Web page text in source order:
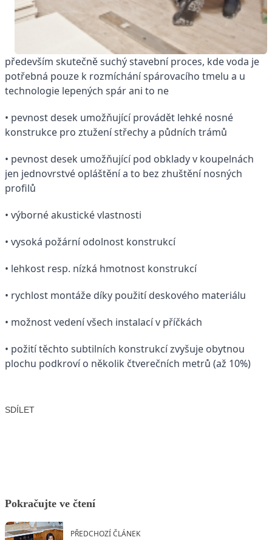
především skutečně suchý stavební proces, kde voda je
potřebná pouze k rozmíchání spárovacího tmelu a u
technologie lepených spár ani to ne
• pevnost desek umožňující provádět lehké nosné
konstrukce pro ztužení střechy a půdních trámů
• pevnost desek umožňující pod obklady v koupelnách
jen jednovrstvé opláštění a to bez zhuštění nosných
profilů
• výborné akustické vlastnosti
• vysoká požární odolnost konstrukcí
• lehkost resp. nízká hmotnost konstrukcí
• rychlost montáže díky použití deskového materiálu
• možnost vedení všech instalací v příčkách
• požití těchto subtilních konstrukcí zvyšuje obytnou
plochu podkroví o několik čtverečních metrů (až 10%)
SDÍLET
Pokračujte ve čtení
PŘEDCHOZÍ ČLÁNEK